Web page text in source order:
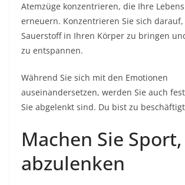
Atemzüge konzentrieren, die Ihre
erneuern. Konzentrieren Sie sich darauf,
Sauerstoff in Ihren Körper zu bringen
zu entspannen.
Während Sie sich mit den Emotionen
auseinandersetzen, werden Sie auch
Sie abgelenkt sind. Du bist zu
Machen Sie
abzulenken